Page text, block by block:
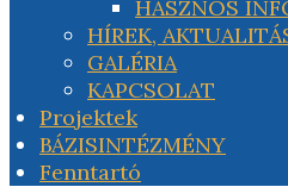
HASZNOS
HÍREK,
GALÉRIA
KAPCSOLAT
Projektek
BÁZISINTÉZMÉNY
Fenntartó